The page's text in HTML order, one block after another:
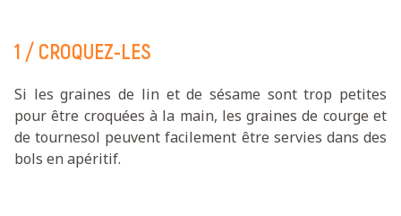
1 / CROQUEZ-LES
Si les graines de lin et de sésame sont trop petites
pour être croquées à la main, les graines de courge et
de tournesol peuvent facilement être servies dans des
bols en apéritif.